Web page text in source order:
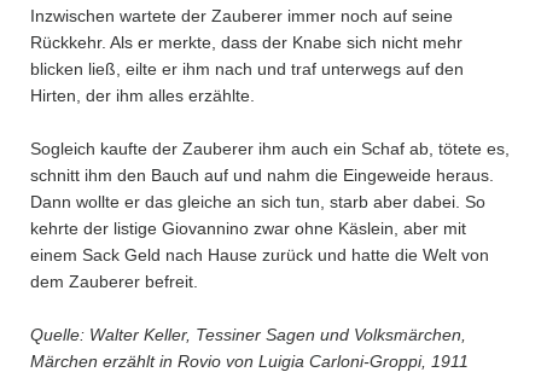
Inzwischen wartete der Zauberer immer noch auf seine
Rückkehr. Als er merkte, dass der Knabe sich nicht mehr
blicken ließ, eilte er ihm nach und traf unterwegs auf den
Hirten, der ihm alles erzählte.
Sogleich kaufte der Zauberer ihm auch ein Schaf ab, tötete es,
schnitt ihm den Bauch auf und nahm die Eingeweide heraus.
Dann wollte er das gleiche an sich tun, starb aber dabei. So
kehrte der listige Giovannino zwar ohne Käslein, aber mit
einem Sack Geld nach Hause zurück und hatte die Welt von
dem Zauberer befreit.
Quelle: Walter Keller, Tessiner Sagen und Volksmärchen,
Märchen erzählt in Rovio von Luigia Carloni-Groppi, 1911